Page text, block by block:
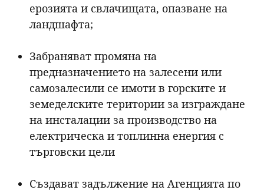
ерозията и свлачищата, опазване на
ландшафта;
Забраняват промяна на
предназначението на залесени или
самозалесили се имоти в горските и
земеделските територии за изграждане
на инсталации за производство на
електрическа и топлинна енергия с
търговски цели
Създават задължение на Агенцията по